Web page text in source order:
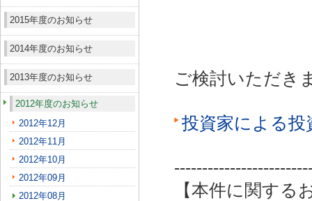
2015年度のお知らせ
2014年度のお知らせ
2013年度のお知らせ
2012年度のお知らせ
2012年12月
2012年11月
2012年10月
2012年09月
2012年08月
ご検討いただき
投資家による
【本件に関する